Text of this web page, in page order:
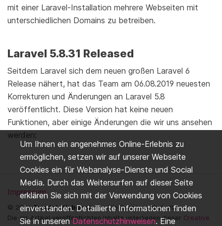
mit einer Laravel-Installation mehrere Webseiten mit
unterschiedlichen Domains zu betreiben.
Laravel 5.8.31 Released
Seitdem Laravel sich dem neuen großen Laravel 6
Release nähert, hat das Team am 06.08.2019 neuesten
Korrekturen und Änderungen an Laravel 5.8
veröffentlicht. Diese Version hat keine neuen
Funktionen, aber einige Änderungen die wir uns ansehen
werden:
Impressum
© 2026Zundel-Webdesign- Alle Rechte vorbehalten.
Die als Artikel veröffentlichten Inhalte unterliegen dieser Creative
Um Ihnen ein angenehmes Online-Erlebnis zu
ermöglichen, setzen wir auf unserer Webseite
Cookies ein für Webanalyse-Dienste und Social
Media. Durch das Weitersurfen auf dieser Seite
erklären Sie sich mit der Verwendung von Cookies
einverstanden. Detaillierte Informationen finden
Sie in unserenDatenschutzhinweisen. Eine